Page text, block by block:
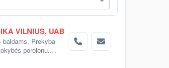
VILNIUS, UAB
baldams. Prekyba
porolonu.